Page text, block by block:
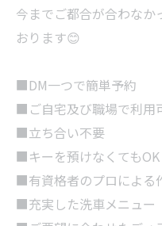
今までご都合が合わなか
おります😊
■DM一つで簡単予約
■ご自宅及び職場で利用
■立ち合い不要
■キーを預けなくてもOK
■有資格者のプロによる
■充実した洗車メニュー